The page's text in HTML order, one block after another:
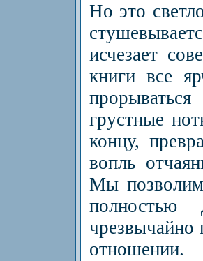
Но это
исчезает
книги все
грустные
концу,
вопль
Мы позволим
полностью
чрезвычайно
отношении.